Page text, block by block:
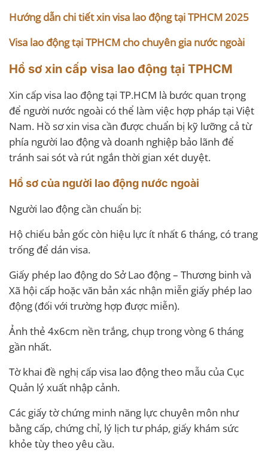
Hướng dẫn chi tiết xin visa lao động tại TPHCM 2025
Visa lao động tại TPHCM cho chuyên gia nước ngoài
Hồ sơ xin cấp visa lao động tại TPHCM
Xin cấp visa lao động tại TP.HCM là bước quan trọng
để người nước ngoài có thể làm việc hợp pháp tại Việt
Nam. Hồ sơ xin visa cần được chuẩn bị kỹ lưỡng cả từ
phía người lao động và doanh nghiệp bảo lãnh để
tránh sai sót và rút ngắn thời gian xét duyệt.
Hồ sơ của người lao động nước ngoài
Người lao động cần chuẩn bị:
Hộ chiếu bản gốc còn hiệu lực ít nhất 6 tháng, có trang
trống để dán visa.
Giấy phép lao động do Sở Lao động – Thương binh và
Xã hội cấp hoặc văn bản xác nhận miễn giấy phép lao
động (đối với trường hợp được miễn).
Ảnh thẻ 4x6cm nền trắng, chụp trong vòng 6 tháng
gần nhất.
Tờ khai đề nghị cấp visa lao động theo mẫu của Cục
Quản lý xuất nhập cảnh.
Các giấy tờ chứng minh năng lực chuyên môn như
bằng cấp, chứng chỉ, lý lịch tư pháp, giấy khám sức
khỏe tùy theo yêu cầu.